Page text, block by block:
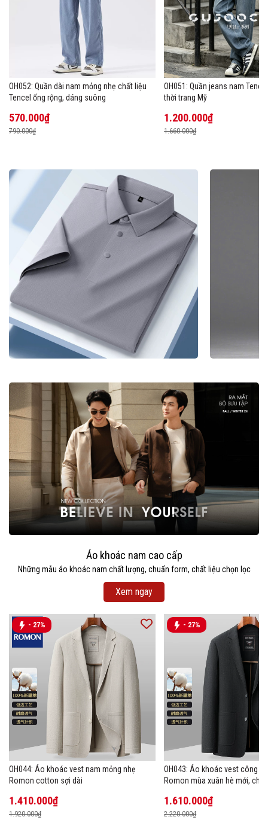
OH052: Quần dài nam mỏng nhẹ chất liệu
Tencel ống rộng, dáng suông
570.000₫
790.000₫
OH051: Quần jeans nam
thời trang Mỹ
1.200.000₫
1.660.000₫
Áo khoác nam cao cấp
Những mẫu áo khoác nam chất lượng, chuẩn form, chất liệu chọn lọc
Xem ngay
- 27%
OH044: Áo khoác vest nam mỏng nhẹ
Romon cotton sợi dài
1.410.000₫
1.920.000₫
- 27%
OH043: Áo khoác vest công
Romon mùa xuân hè mới,
1.610.000₫
2.220.000₫